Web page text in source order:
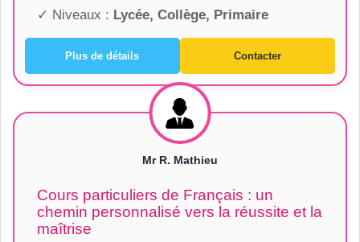
✓ Niveaux : Lycée, Collège, Primaire
Plus de détails Contacter
Mr R. Mathieu
Cours particuliers de Français : un
chemin personnalisé vers la réussite et la
maîtrise